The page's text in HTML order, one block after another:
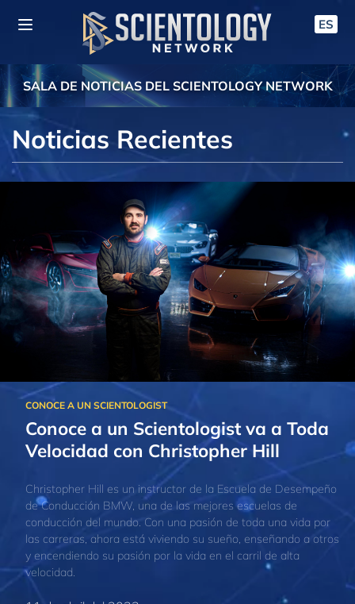
ES
SALA DE NOTICIAS DEL SCIENTOLOGY NETWORK
Noticias Recientes
Conoce a un Scientologist va a Toda
Velocidad con Christopher Hill
Christopher Hill es un instructor de la Escuela de Desempeño
de Conducción BMW, una de las mejores escuelas de
conducción del mundo. Con una pasión de toda una vida por
las carreras, ahora está viviendo su sueño, enseñando a otros
y encendiendo su pasión por la vida en el carril de alta
velocidad.